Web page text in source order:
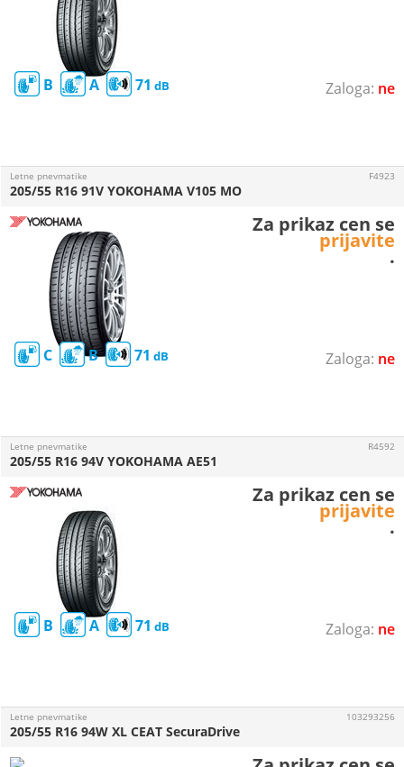
ne
B A 71
ne
Letne pnevmatike
C B 71
205/55 R16 91V YOKOHAMA V105 MO
F4923
Za prikaz cen se
prijavite
.
ne
Letne pnevmatike
B A 71
205/55 R16 94V YOKOHAMA AE51
R4592
Za prikaz cen se
prijavite
.
Letne pnevmatike
205/55 R16 94W XL CEAT SecuraDrive
103293256